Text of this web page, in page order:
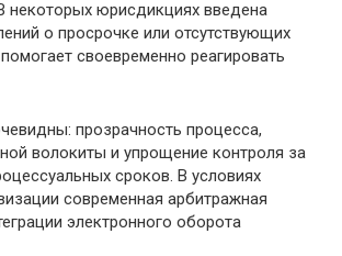
некоторых юрисдикциях введена
о просрочке или отсутствующих
своевременно реагировать
прозрачность процесса,
волокиты и упрощение контроля за
сроков. В условиях
современная арбитражная
электронного оборота